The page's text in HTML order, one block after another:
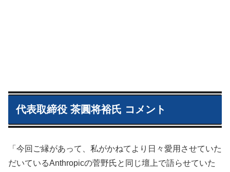
代表取締役 茶圓将裕氏 コメント
「今回ご縁があって、私がかねてより日々愛用させていた
だいているAnthropicの菅野氏と同じ壇上で語らせていた